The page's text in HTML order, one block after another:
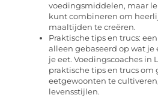
voedingsmiddelen, maar
kunt combineren om
maaltijden te creëren.
Praktische tips en trucs:
alleen gebaseerd op wat je
je eet. Voedingscoaches in
praktische tips en trucs om
eetgewoonten te
levensstijlen.